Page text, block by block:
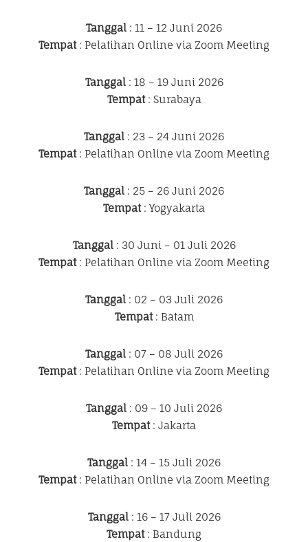
Tanggal : 11 – 12 Juni 2026
Tempat: Pelatihan Online via Zoom Meeting
Tanggal: 18 – 19 Juni 2026
Tempat: Surabaya
Tanggal : 23 – 24 Juni 2026
Tempat: Pelatihan Online via Zoom Meeting
Tanggal : 25 – 26 Juni 2026
Tempat: Yogyakarta
Tanggal: 30 Juni – 01 Juli 2026
Tempat: Pelatihan Online via Zoom Meeting
Tanggal : 02 – 03 Juli 2026
Tempat: Batam
Tanggal : 07 – 08 Juli 2026
Tempat: Pelatihan Online via Zoom Meeting
Tanggal : 09 – 10 Juli 2026
Tempat: Jakarta
Tanggal : 14 – 15 Juli 2026
Tempat: Pelatihan Online via Zoom Meeting
Tanggal: 16 – 17 Juli 2026
Tempat: Bandung